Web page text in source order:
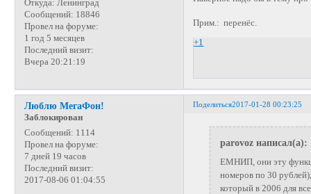
Откуда: Ленинград
Сообщений: 18846
Провел на форуме:
1 год 5 месяцев
Последний визит:
Вчера 20:21:19
Прим.: перенёс.
+1
Поделиться2017-01-28 00:23:25
Люблю МегаФон!
Заблокирован
Сообщений: 1114
Провел на форуме:
7 дней 19 часов
Последний визит:
2017-08-06 01:04:55
parovoz написал(а):
ЕМНИП, они эту
номеров по 30
который в 2006 для